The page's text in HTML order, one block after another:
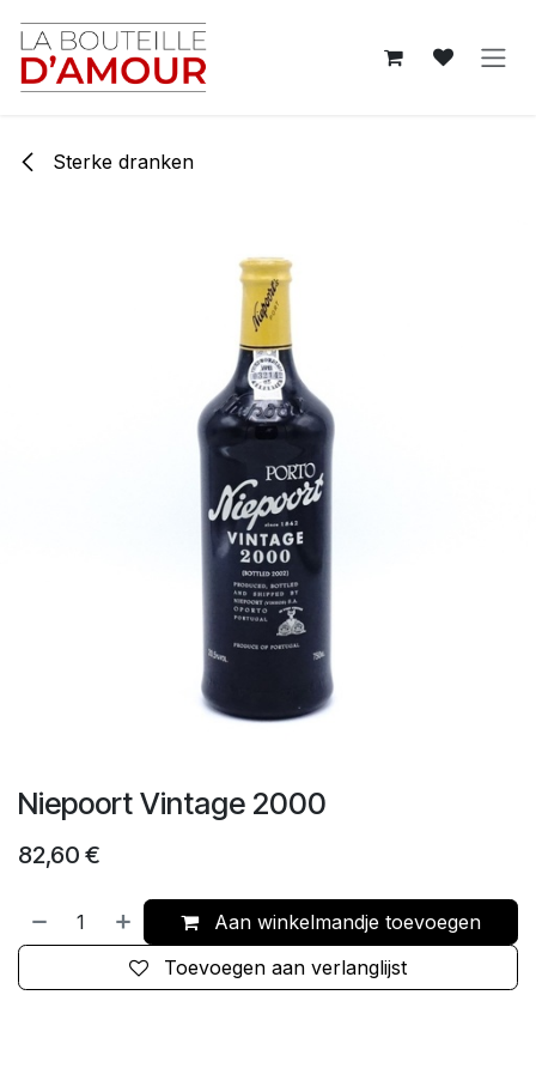
Sterke dranken
Niepoort Vintage 2000
82,60 €
Aan winkelmandje toevoegen
Toevoegen aan verlanglijst